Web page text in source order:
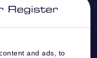
and ads, to